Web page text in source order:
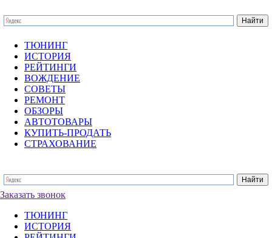
ТЮНИНГ
ИСТОРИЯ
РЕЙТИНГИ
ВОЖДЕНИЕ
СОВЕТЫ
РЕМОНТ
ОБЗОРЫ
АВТОТОВАРЫ
КУПИТЬ-ПРОДАТЬ
СТРАХОВАНИЕ
Заказать звонок
ТЮНИНГ
ИСТОРИЯ